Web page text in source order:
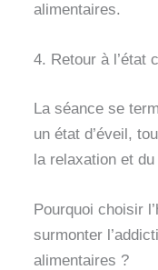
alimentaires.
4. Retour à l’état
La séance se
un état d’éveil,
la relaxation et
Pourquoi choisir
surmonter
alimentaires ?